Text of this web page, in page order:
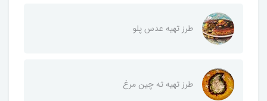
طرز تهیه عدس پلو
طرز تهیه ته چین مرغ